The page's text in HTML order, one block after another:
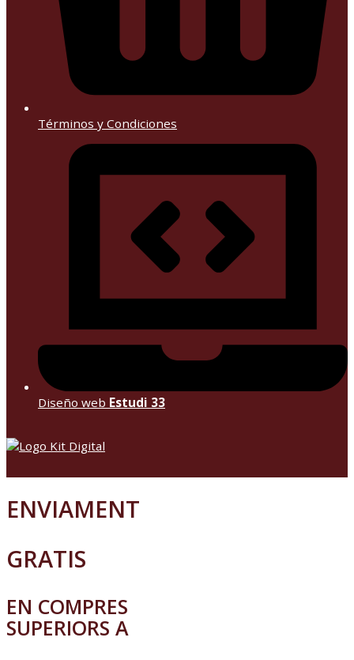
Términos y Condiciones
Diseño web Estudi 33
ENVIAMENT
GRATIS
EN COMPRES
SUPERIORS A